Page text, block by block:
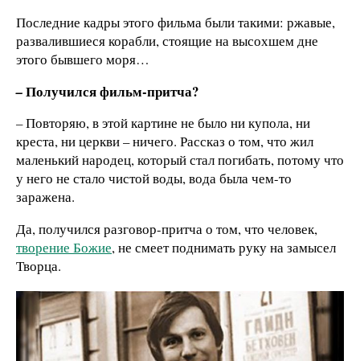
Последние кадры этого фильма были такими: ржавые,
развалившиеся корабли, стоящие на высохшем дне
этого бывшего моря…
–Получился фильм-притча?
–Повторяю, в этой картине не было ни купола, ни
креста, ни церкви – ничего. Рассказ о том, что жил
маленький народец, который стал погибать, потому что
у него не стало чистой воды, вода была чем-то
заражена.
Да, получился разговор-притча о том, что человек,
творение Божие, не смеет поднимать руку на замысел
Творца.